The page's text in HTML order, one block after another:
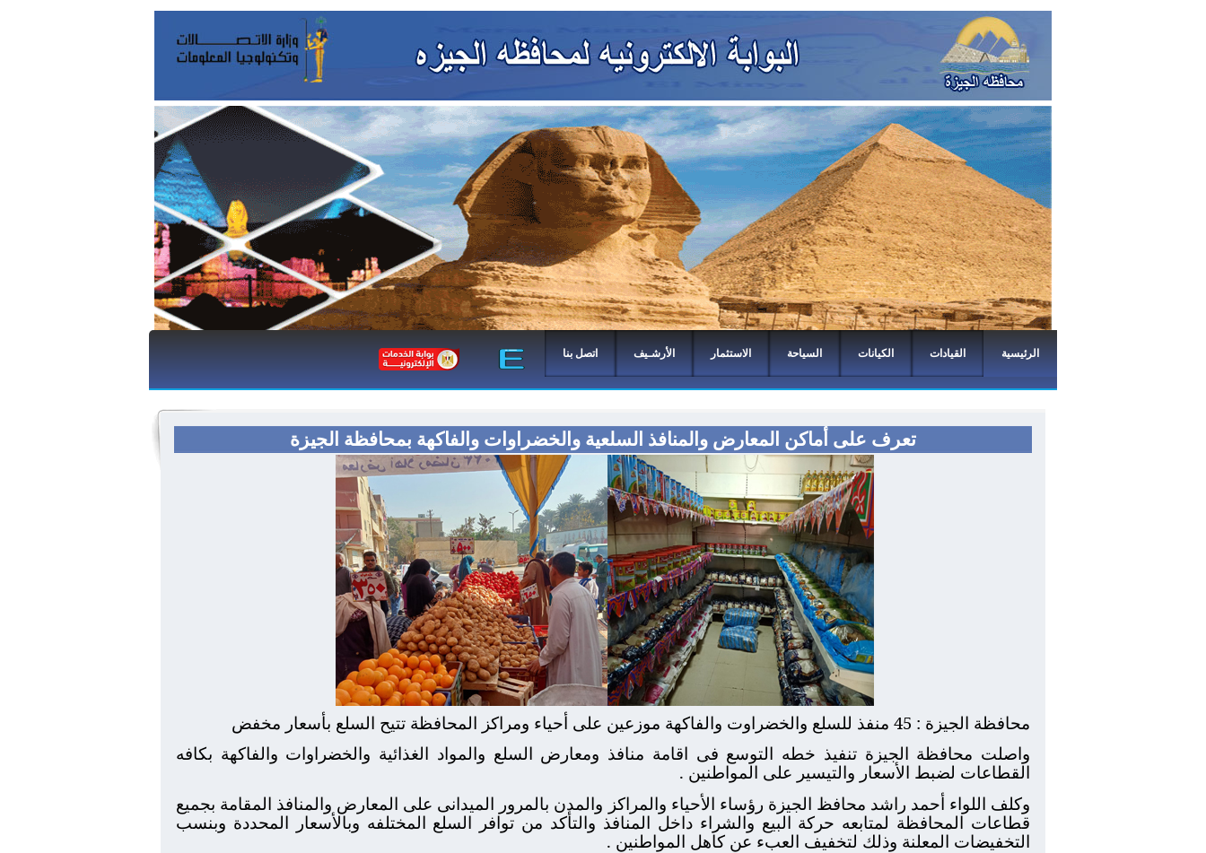
الرئيسية القيادات الكيانات السياحة الاستثمار الأرشـيف اتصل بنا
تعرف على أماكن المعارض والمنافذ السلعية والخضراوات والفاكهة بمحافظة الجيزة
محافظة الجيزة : 45 منفذ للسلع والخضراوت والفاكهة موزعين على أحياء ومراكز المحافظة تتيح السلع بأسعار مخفض
واصلت محافظة الجيزة تنفيذ خطه التوسع فى اقامة منافذ ومعارض السلع والمواد الغذائية والخضراوات والفاكهة بكافه
القطاعات لضبط الأسعار والتيسير على المواطنين .
وكلف اللواء أحمد راشد محافظ الجيزة رؤساء الأحياء والمراكز والمدن بالمرور الميدانى على المعارض والمنافذ المقامة بجميع
قطاعات المحافظة لمتابعه حركة البيع والشراء داخل المنافذ والتأكد من توافر السلع المختلفه وبالأسعار المحددة وبنسب
التخفيضات المعلنة وذلك لتخفيف العبء عن كاهل المواطنين .